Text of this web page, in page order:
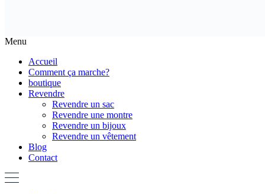
Menu
Accueil
Comment ça marche?
boutique
Revendre
Revendre un sac
Revendre une montre
Revendre un bijoux
Revendre un vêtement
Blog
Contact